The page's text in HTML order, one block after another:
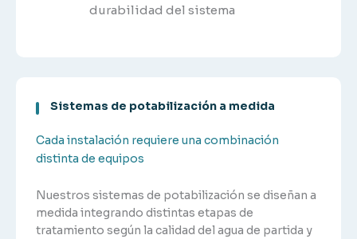
durabilidad del sistema
Sistemas de potabilización a medida
Cada instalación requiere una combinación
distinta de equipos
Nuestros sistemas de potabilización se diseñan a
medida integrando distintas etapas de
tratamiento según la calidad del agua de partida y